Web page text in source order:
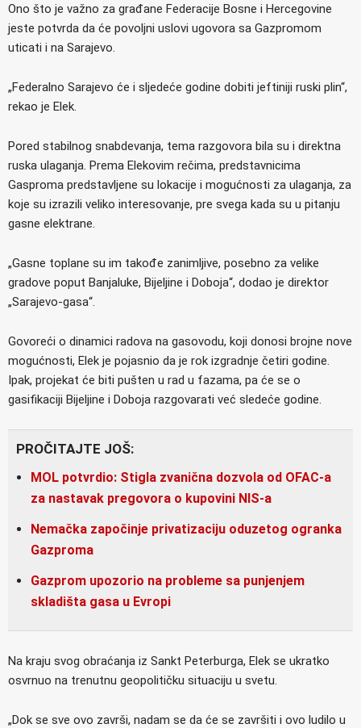
Ono što je važno za građane Federacije Bosne i Hercegovine
jeste potvrda da će povoljni uslovi ugovora sa Gazpromom
uticati i na Sarajevo.
„Federalno Sarajevo će i sljedeće godine dobiti jeftiniji ruski plin“,
rekao je Elek.
Pored stabilnog snabdevanja, tema razgovora bila su i direktna
ruska ulaganja. Prema Elekovim rečima, predstavnicima
Gasproma predstavljene su lokacije i mogućnosti za ulaganja, za
koje su izrazili veliko interesovanje, pre svega kada su u pitanju
gasne elektrane.
„Gasne toplane su im takođe zanimljive, posebno za velike
gradove poput Banjaluke, Bijeljine i Doboja“, dodao je direktor
„Sarajevo-gasa“.
Govoreći o dinamici radova na gasovodu, koji donosi brojne nove
mogućnosti, Elek je pojasnio da je rok izgradnje četiri godine.
Ipak, projekat će biti pušten u rad u fazama, pa će se o
gasifikaciji Bijeljine i Doboja razgovarati već sledeće godine.
PROČITAJTE JOŠ:
MOL potvrdio: Stigla zvanična dozvola od OFAC-a
za nastavak pregovora o kupovini NIS-a
Nemačka započinje privatizaciju oduzetog ogranka
Gazproma
Gazprom upozorio na probleme sa punjenjem
skladišta gasa u Evropi
Na kraju svog obraćanja iz Sankt Peterburga, Elek se ukratko
osvrnuo na trenutnu geopolitičku situaciju u svetu.
„Dok se sve ovo završi, nadam se da će se završiti i ovo ludilo u